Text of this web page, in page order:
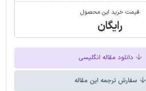
قیمت خرید این محصول
رایگان
دانلود مقاله انگلیسی
سفارش ترجمه این مقاله